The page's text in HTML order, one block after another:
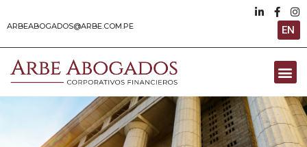
ARBEABOGADOS@ARBE.COM.PE EN